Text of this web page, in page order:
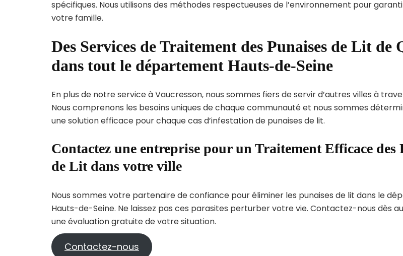
spécifiques. Nous utilisons des méthodes respectueuses de l’environnement pour
votre famille.
Des Services de Traitement des Punaises de Lit de
dans tout le département Hauts-de-Seine
En plus de notre service à Vaucresson, nous sommes fiers de servir d’autres villes à
Nous comprenons les besoins uniques de chaque communauté et nous sommes
une solution efficace pour chaque cas d’infestation de punaises de lit.
Contactez une entreprise pour un Traitement Efficace des
de Lit dans votre ville
Nous sommes votre partenaire de confiance pour éliminer les punaises de lit dans le
Hauts-de-Seine. Ne laissez pas ces parasites perturber votre vie. Contactez-nous dès
une évaluation gratuite de votre situation.
Contactez-nous